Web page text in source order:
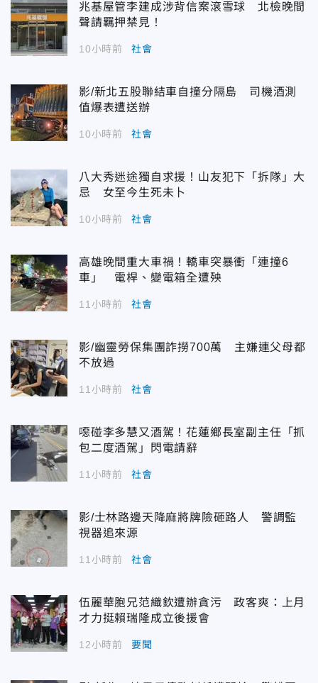
兆基屋管李建成涉背信案滾雪球 北檢晚間
聲請羈押禁見！
10小時前 社會
影/新北五股聯結車自撞分隔島 司機酒測
值爆表遭送辦
10小時前 社會
八大秀迷途獨自求援！山友犯下「拆隊」大
忌 女至今生死未卜
10小時前 社會
高雄晚間重大車禍！轎車突暴衝「連撞6
車」 電桿、變電箱全遭殃
11小時前 社會
影/幽靈勞保集團詐撈700萬 主嫌連父母都
不放過
11小時前 社會
噁碰李多慧又酒駕！花蓮鄉長室副主任「抓
包二度酒駕」閃電請辭
11小時前 社會
影/士林路邊天降麻將牌險砸路人 警調監
視器追來源
11小時前 社會
伍麗華胞兄范織欽遭辦貪污 政客爽：上月
才力挺賴瑞隆成立後援會
12小時前 要聞